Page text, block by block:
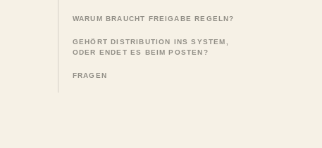
WARUM BRAUCHT FREIGABE REGELN?
GEHÖRT DISTRIBUTION INS SYSTEM,
ODER ENDET ES BEIM POSTEN?
FRAGEN